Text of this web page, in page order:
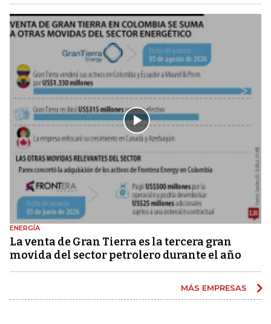
ENERGÍA
La venta de Gran Tierra es la tercera gran
movida del sector petrolero durante el año
MÁS EMPRESAS